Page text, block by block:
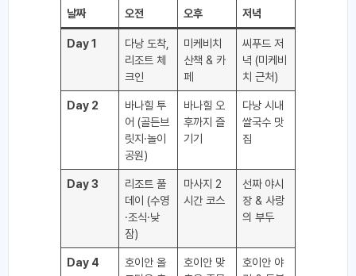
날짜 오전 오후 저녁
Day 1
다낭 도착,
리조트 체
크인
미케비치
산책 & 카
페
씨푸드 저
녁 (미케비
치 근처)
Day 2
바나힐 투
어 (골든브
릿지·놀이
공원)
바나힐 오
후까지 즐
기기
다낭 시내
쌀국수 맛
집
Day 3
리조트 풀
데이 (수영
·조식·낮
잠)
마사지 2
시간 코스
선짜 야시
장 & 사랑
의 부두
Day 4
호이안 올
호이안 맞
호이안 야